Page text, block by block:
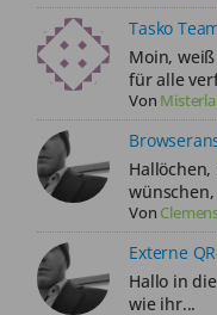
Tasko
Moin,
für alle
Von
Hallöchen, ich würde mir für die Zukunft
wünschen,
Von
Externe
Hallo in die Runde, mich
wie ihr...